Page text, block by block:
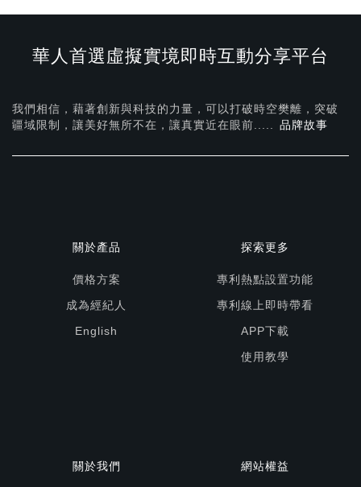
華人首選虛擬實境即時互動分享平台
我們相信，藉著創新與科技的力量，可以打破時空樊離，突破
疆域限制，讓美好無所不在， 讓真實近在眼前..... 品牌故事
關於產品
價格方案
成為經紀人
English
探索更多
專利熱點設置功能
專利線上即時帶看
APP下載
使用教學
關於我們 網站權益